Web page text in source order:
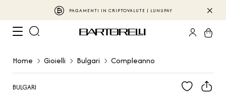
PAGAMENTI IN CRIPTOVALUTE | LUNUPAY
Home Gioielli Bulgari Compleanno
BULGARI